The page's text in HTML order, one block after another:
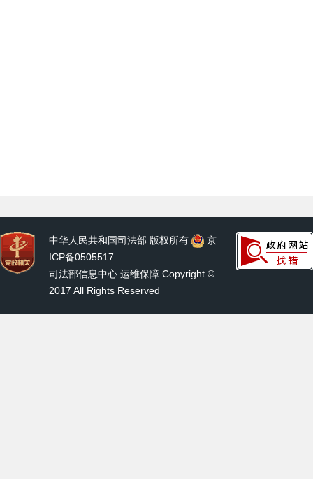
中华人民共和国司法部 版权所有
京
ICP备0505517
司法部信息中心 运维保障 Copyright ©
2017 All Rights Reserved